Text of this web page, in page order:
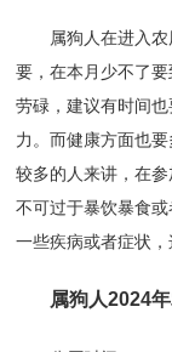
属狗人在进入农
要，在本月少不了
劳碌，建议有时间
力。而健康方面也
较多的人来讲，在
不可过于暴饮暴食
一些疾病或者症状，
属狗人2024